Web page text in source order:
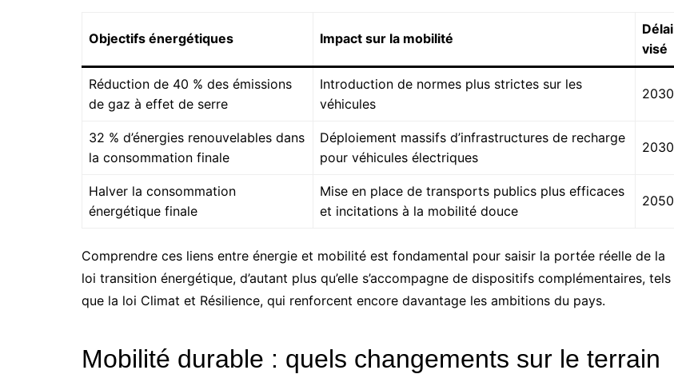
Objectifs énergétiques Impact sur la mobilité
Délai
visé
Réduction de 40 % des émissions
de gaz à effet de serre
Introduction de normes plus strictes sur les
véhicules
2030
32 % d’énergies renouvelables dans
la consommation finale
Déploiement massifs d’infrastructures de recharge
pour véhicules électriques
2030
Halver la consommation
énergétique finale
Mise en place de transports publics plus efficaces
et incitations à la mobilité douce
2050
Comprendre ces liens entre énergie et mobilité est fondamental pour saisir la portée réelle de la
loi transition énergétique, d’autant plus qu’elle s’accompagne de dispositifs complémentaires, tels
que la loi Climat et Résilience, qui renforcent encore davantage les ambitions du pays.
Mobilité durable : quels changements sur le terrain